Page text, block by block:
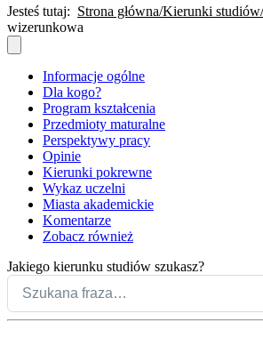
Jesteś tutaj: Strona główna Kierunki studiów
wizerunkowa
Informacje ogólne
Dla kogo?
Program kształcenia
Przedmioty maturalne
Perspektywy pracy
Opinie
Kierunki pokrewne
Wykaz uczelni
Miasta akademickie
Komentarze
Zobacz również
Jakiego kierunku studiów szukasz?